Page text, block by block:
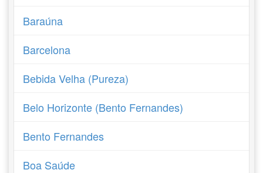
Baraúna
Barcelona
Bebida Velha (Pureza)
Belo Horizonte (Bento Fernandes)
Bento Fernandes
Boa Saúde